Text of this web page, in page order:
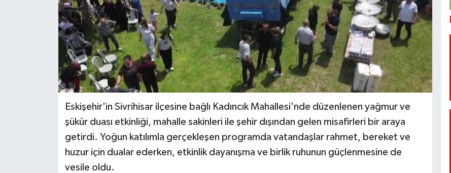
Eskişehir'in Sivrihisar ilçesine bağlı Kadıncık Mahallesi'nde düzenlenen yağmur ve
şükür duası etkinliği, mahalle sakinleri ile şehir dışından gelen misafirleri bir araya
getirdi. Yoğun katılımla gerçekleşen programda vatandaşlar rahmet, bereket ve
huzur için dualar ederken, etkinlik dayanışma ve birlik ruhunun güçlenmesine de
vesile oldu.